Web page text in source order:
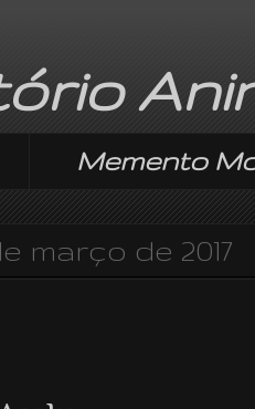
Memento
março de 2017